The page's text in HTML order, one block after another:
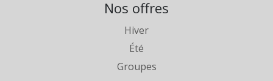
Nos offres
Hiver
Été
Groupes